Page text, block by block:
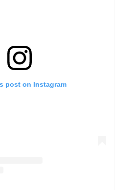
post on Instagram